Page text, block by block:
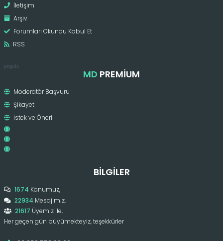
İletişim
Arşiv
Forumları Okundu Kabul Et
RSS
pergola
MD PREMIUM
Moderatör Başvuru
Şikayet
İstek ve Öneri
BILGILER
1674 Konumuz,
22934 Mesajımız,
21617 Üyemiz ile,
Her geçen gün büyümekteyiz, teşekkürler